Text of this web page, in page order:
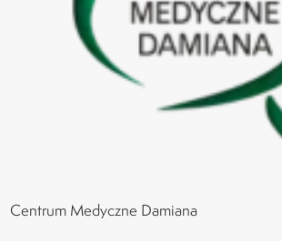
Centrum Medyczne Damiana